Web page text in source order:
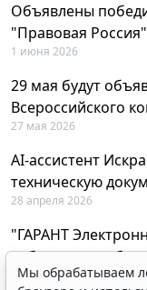
Объявлены
"Правовая Россия"
1 июня 2026
29 мая будут
Всероссийского
27 мая 2026
AI-ассистент
техническую
28 апреля 2026
"ГАРАНТ
вебинар по
23 апреля 2026
Мы обрабатываем